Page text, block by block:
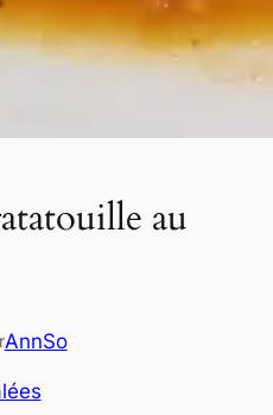
au
AnnSo